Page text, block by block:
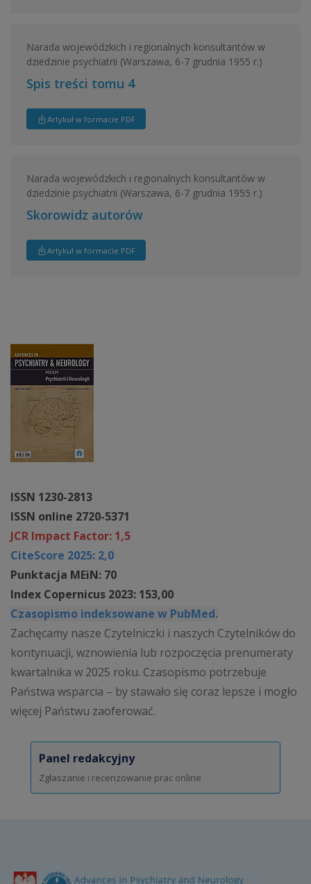
ISSN 1230-2813
ISSN online 2720-5371
JCR Impact Factor: 1,5
CiteScore 2025: 2,0
Punktacja MEiN: 70
Index Copernicus 2023: 153,00
Czasopismo indeksowane w PubMed.
Zachęcamy nasze Czytelniczki i naszych Czytelników do
kontynuacji, wznowienia lub rozpoczęcia prenumeraty
kwartalnika w 2025 roku. Czasopismo potrzebuje
Państwa wsparcia – by stawało się coraz lepsze i mogło
więcej Państwu zaoferować.
Panel redakcyjny
Zgłaszanie i recenzowanie prac online
Narada wojewódzkich i regionalnych konsultantów w
dziedzinie psychiatrii (Warszawa, 6-7 grudnia 1955 r.)
Spis treści tomu 4
Artykuł w formacie PDF
Narada wojewódzkich i regionalnych konsultantów w
dziedzinie psychiatrii (Warszawa, 6-7 grudnia 1955 r.)
Skorowidz autorów
Artykuł w formacie PDF